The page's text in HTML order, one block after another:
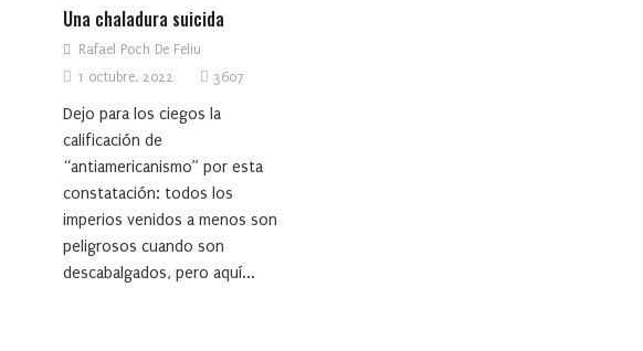
Una chaladura suicida
Rafael Poch De Feliu
1 octubre, 2022
3607
Dejo para los ciegos la
calificación de
“antiamericanismo” por esta
constatación: todos los
imperios venidos a menos son
peligrosos cuando son
descabalgados, pero aquí...